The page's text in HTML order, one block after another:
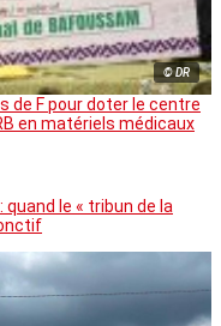
© DR
de F pour doter le centre
en matériels médicaux
quand le « tribun de la